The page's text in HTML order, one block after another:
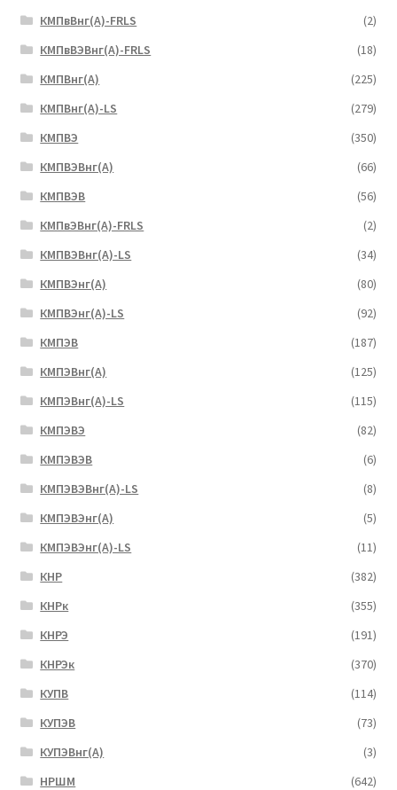
КМПвВнг(А)-FRLS
(2)
КМПвВЭВнг(А)-FRLS
(18)
КМПВнг(А)
(225)
КМПВнг(А)-LS
(279)
КМПВЭ
(350)
КМПВЭBнг(А)
(66)
КМПВЭВ
(56)
КМПвЭВнг(А)-FRLS
(2)
КМПВЭВнг(А)-LS
(34)
КМПВЭнг(А)
(80)
КМПВЭнг(А)-LS
(92)
КМПЭВ
(187)
КМПЭВнг(А)
(125)
КМПЭВнг(А)-LS
(115)
КМПЭВЭ
(82)
КМПЭВЭВ
(6)
КМПЭВЭВнг(А)-LS
(8)
КМПЭВЭнг(А)
(5)
КМПЭВЭнг(А)-LS
(11)
КНР
(382)
КНРк
(355)
КНРЭ
(191)
КНРЭк
(370)
КУПВ
(114)
КУПЭВ
(73)
КУПЭВнг(А)
(3)
НРШМ
(642)